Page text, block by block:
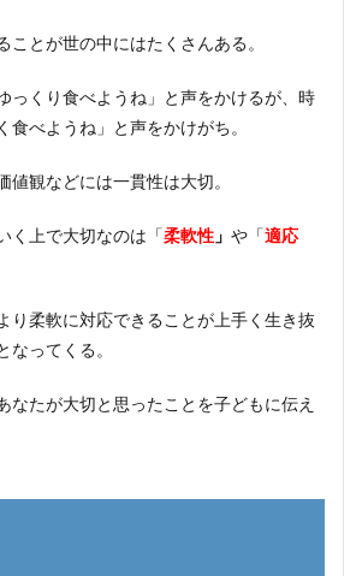
ことが世の中にはたくさんある。
っくり食べようね」と声をかけるが、時
食べようね」と声をかけがち。
値観などには一貫性は大切。
く上で大切なのは「 柔軟性 」 や「 適応
り柔軟に対応できることが上手く生き抜
なってくる。
なたが大切と思ったことを子どもに伝え